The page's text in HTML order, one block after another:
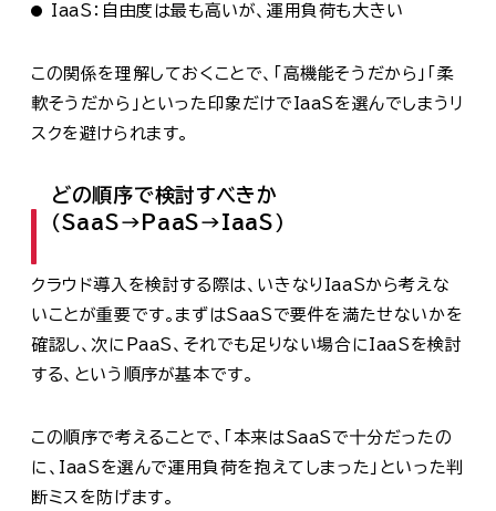
IaaS：自由度は最も高いが、運用負荷も大きい
この関係を理解しておくことで、「高機能そうだから」「柔
軟そうだから」といった印象だけでIaaSを選んでしまうリ
スクを避けられます。
どの順序で検討すべきか
（SaaS→PaaS→IaaS）
クラウド導入を検討する際は、いきなりIaaSから考えな
いことが重要です。まずはSaaSで要件を満たせないかを
確認し、次にPaaS、それでも足りない場合にIaaSを検討
する、という順序が基本です。
この順序で考えることで、「本来はSaaSで十分だったの
に、IaaSを選んで運用負荷を抱えてしまった」といった判
断ミスを防げます。